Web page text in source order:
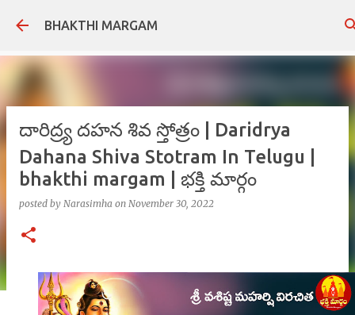
Skip to main content
BHAKTHI MARGAM
దారిద్ర్య దహన శివ స్తోత్రం | Daridrya
Dahana Shiva Stotram In Telugu |
bhakthi margam | భక్తి మార్గం
posted by Narasimha on November 30, 2022